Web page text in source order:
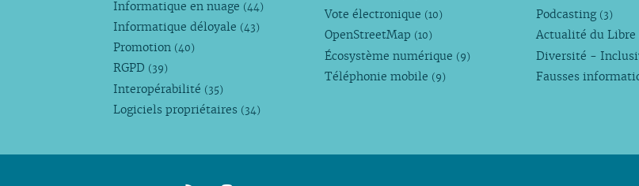
Informatique en nuage (44)
Informatique déloyale (43)
Promotion (40)
RGPD (39)
Interopérabilité (35)
Logiciels propriétaires (34)
Vote électronique (10)
OpenStreetMap (10)
Écosystème numérique (9)
Téléphonie mobile (9)
Podcasting (3)
Actualité du Libre
Diversité -
Fausses